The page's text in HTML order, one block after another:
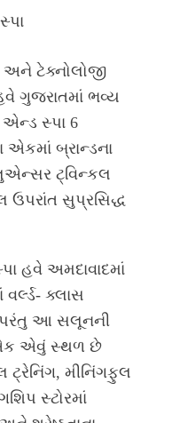
અને ટેક્નોલોજી
ગુજરાતમાં ભવ્ય
સ્પા 6
બ્રાન્ડના
ટ્વિન્કલ
ઉપરાંત સુપ્રસિદ્ધ
હવે અમદાવાદમાં
ક્લાસ
પરંતુ આ સલૂનની
એક એવું સ્થળ છે
મીનિંગફુલ
સ્ટોરમાં